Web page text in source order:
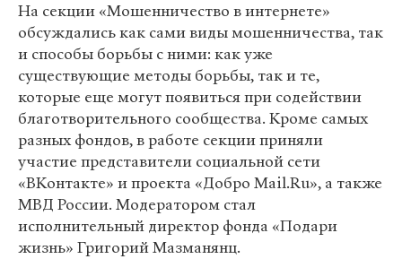
На секции «Мошенничество в интернете»
обсуждались как сами виды мошенничества, так
и способы борьбы с ними: как уже
существующие методы борьбы, так и те,
которые еще могут появиться при содействии
благотворительного сообщества. Кроме самых
разных фондов, в работе секции приняли
участие представители социальной сети
«ВКонтакте» и проекта «Добро Mail.Ru», а также
МВД России. Модератором стал
исполнительный директор фонда «Подари
жизнь» Григорий Мазманянц.